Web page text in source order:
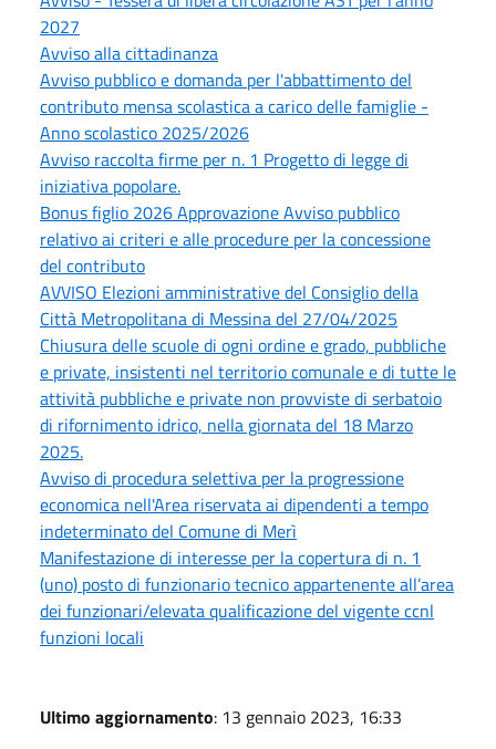
2027
Avviso alla cittadinanza
Avviso pubblico e domanda per l'abbattimento del
contributo mensa scolastica a carico delle famiglie -
Anno scolastico 2025/2026
Avviso raccolta firme per n. 1 Progetto di legge di
iniziativa popolare.
Bonus figlio 2026 Approvazione Avviso pubblico
relativo ai criteri e alle procedure per la concessione
del contributo
AVVISO Elezioni amministrative del Consiglio della
Città Metropolitana di Messina del 27/04/2025
Chiusura delle scuole di ogni ordine e grado, pubbliche
e private, insistenti nel territorio comunale e di tutte le
attività pubbliche e private non provviste di serbatoio
di rifornimento idrico, nella giornata del 18 Marzo
2025.
Avviso di procedura selettiva per la progressione
economica nell'Area riservata ai dipendenti a tempo
indeterminato del Comune di Merì
Manifestazione di interesse per la copertura di n. 1
(uno) posto di funzionario tecnico appartenente all’area
dei funzionari/elevata qualificazione del vigente ccnl
funzioni locali
Ultimo aggiornamento: 13 gennaio 2023, 16:33